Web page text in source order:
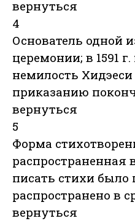
вернуться
4
Основатель одной
церемонии; в 1591
немилость Хидэеси
приказанию
вернуться
5
Форма
распространенная
писать стихи было
распространено в
вернуться